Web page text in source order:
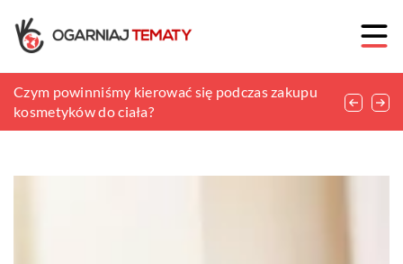
Jak zadbać prawidłowo o swoją sylwetkę?
Czym powinniśmy kierować się podczas zakupu
kosmetyków do ciała?
Jakie są zabawki podobne do kostki Rubika?